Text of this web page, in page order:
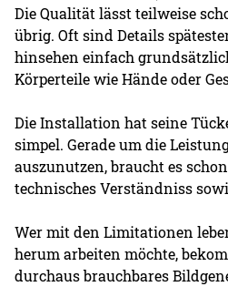
Die Qualität lässt teilweise
übrig. Oft sind Details
hinsehen einfach
Körperteile wie Hände oder
Die Installation hat seine
simpel. Gerade um die
auszunutzen, braucht es
technisches Verständniss
Wer mit den Limitationen
herum arbeiten möchte,
durchaus brauchbares